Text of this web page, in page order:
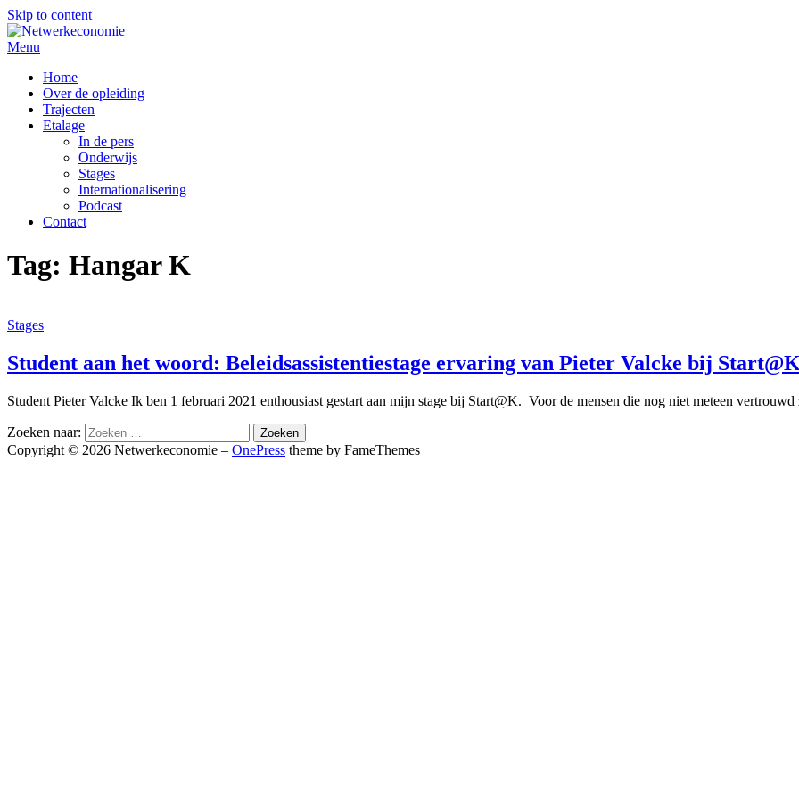
Skip to content
Menu
Home
Over de opleiding
Trajecten
Etalage
In de pers
Onderwijs
Stages
Internationalisering
Podcast
Contact
Tag: Hangar K
Stages
Student aan het woord: Beleidsassistentiestage ervaring van Pieter Valcke bij
Student Pieter Valcke Ik ben 1 februari 2021 enthousiast gestart aan mijn stage bij Start@K. Voor de mensen die nog niet meteen
Zoeken naar:
Copyright © 2026 Netwerkeconomie – OnePress theme by FameThemes